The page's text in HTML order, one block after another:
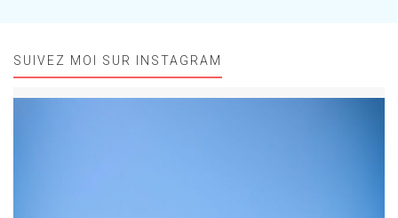
SUIVEZ MOI SUR INSTAGRAM